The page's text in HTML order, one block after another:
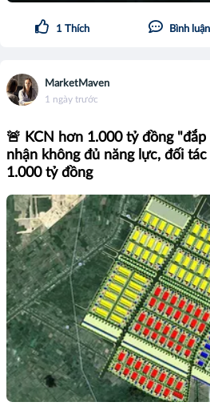
1 Thích Bình luận
MarketMaven
1 ngày trước
🚨 KCN hơn 1.000 tỷ đồng
nhận không đủ năng lực, đối
1.000 tỷ đồng